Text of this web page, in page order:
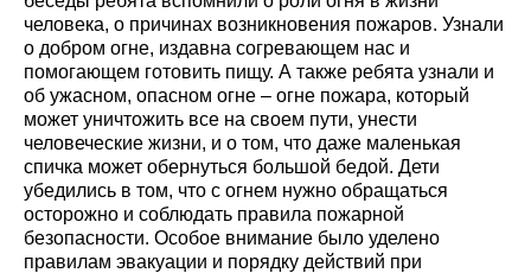
человека, о причинах возникновения пожаров. Узнали
о добром огне, издавна согревающем нас и
помогающем готовить пищу. А также ребята узнали и
об ужасном, опасном огне – огне пожара, который
может уничтожить все на своем пути, унести
человеческие жизни, и о том, что даже маленькая
спичка может обернуться большой бедой. Дети
убедились в том, что с огнем нужно обращаться
осторожно и соблюдать правила пожарной
безопасности. Особое внимание было уделено
правилам эвакуации и порядку действий при